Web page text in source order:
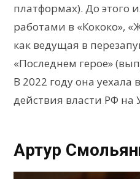
платформах). До этого
работами в «Кококо»,
как ведущая в
«Последнем герое»
В 2022 году она
действия власти РФ на
Артур